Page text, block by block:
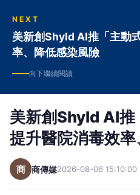
NEXT
美新創Shyld AI推「主動
率、降低感染風險
向下繼續閱讀
美新創Shyld AI
提升醫院消毒效
商 商傳媒2026-08-06 15:10:00